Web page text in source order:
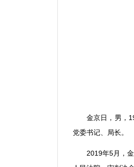
金京日，男，
党委书记、局长。
2019年5月，